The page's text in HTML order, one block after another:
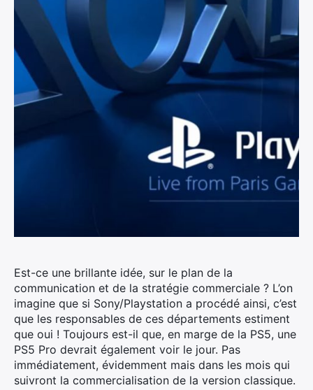
Est-ce une brillante idée, sur le plan de la
communication et de la stratégie commerciale ? L’on
imagine que si Sony/Playstation a procédé ainsi, c’est
que les responsables de ces départements estiment
que oui ! Toujours est-il que, en marge de la PS5, une
PS5 Pro devrait également voir le jour. Pas
immédiatement, évidemment mais dans les mois qui
suivront la commercialisation de la version classique.